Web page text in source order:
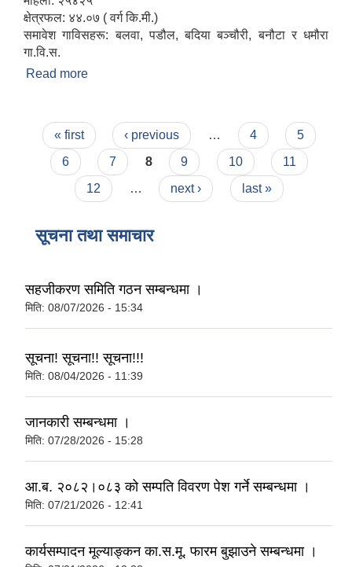
क्षेत्रफल: ४४.०७ ( वर्ग कि.मी.)
समावेश गाविसहरू: बलवा, पडौल, बदिया बञ्चौरी, बनौटा र धमौरा
गा.वि.स.
Read more
Pages
« first ‹ previous … 4
5
6
7 8 9 10
11
12
… next › last »
सूचना तथा समाचार
सहजीकरण समिति गठन सम्बन्धमा ।
मिति: 08/07/2026 - 15:34
सूचना! सूचना!! सूचना!!!
मिति: 08/04/2026 - 11:39
जानकारी सम्बन्धमा ।
मिति: 07/28/2026 - 15:28
आ.ब. २०८२।०८३ को सम्पति विवरण पेश गर्ने सम्बन्धमा ।
मिति: 07/21/2026 - 12:41
कार्यसम्पादन मूल्याङ्कन का.स.मू. फारम बुझाउने सम्बन्धमा ।